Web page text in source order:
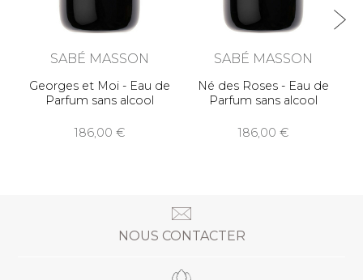
SABÉ MASSON
Georges et Moi - Eau de
Parfum sans alcool
186,00
SABÉ MASSON
Né des Roses - Eau de
Parfum sans alcool
186,00
NOUS CONTACTER